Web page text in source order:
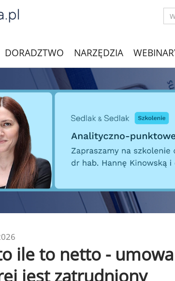
DORADZTWO NARZĘDZIA
ile to netto -
jest zatrudniony